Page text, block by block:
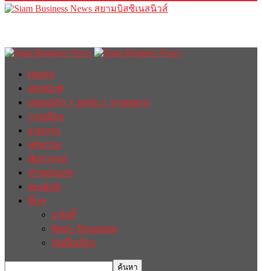
สยามบิสซิเนสนิวส์
Home
ฮอตนิวส์
เศรษฐกิจ / ธุรกิจ / การตลาด
การเมือง
รายงาน
บทความ
สัมภาษณ์
ต่างประเทศ
english
อื่นๆ
วาไรตี้
ศิลปะ-วัฒนธรรม
กินดื่มเที่ยว